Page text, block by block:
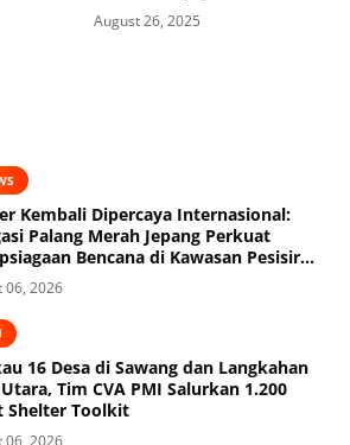
Sekolah
August 26, 2025
Kembali Dipercaya Internasional:
Palang Merah Jepang Perkuat
Bencana di Kawasan Pesisir
06, 2026
16 Desa di Sawang dan Langkahan
Tim CVA PMI Salurkan 1.200
Shelter Toolkit
06, 2026